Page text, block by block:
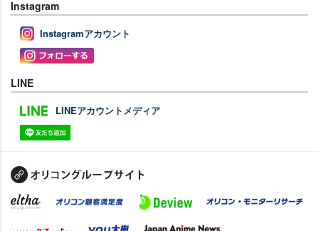
Instagram
Instagramアカウント
LINE
LINEアカウントメディア